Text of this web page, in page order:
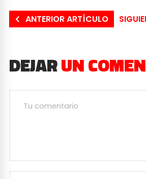
ANTERIOR ARTÍCULO
DEJARUN